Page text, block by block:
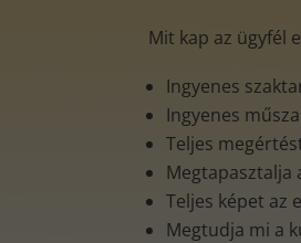
Mit kap az ügyfél
Ingyenes
Ingyenes
Teljes
Megtapasztalja
Teljes képet az
Megtudja mi a